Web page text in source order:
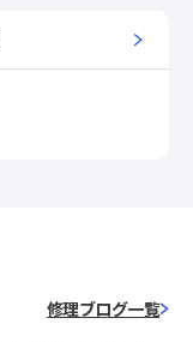
修理ブログ一覧